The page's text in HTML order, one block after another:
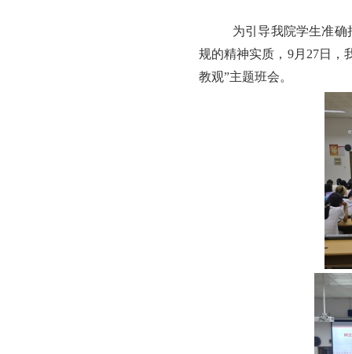
为引导我院学生准
规的精神实质， 9月27日，
教观”主题班会。